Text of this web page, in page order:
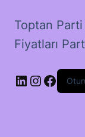
Toptan
Fiyatları
LinkedIn